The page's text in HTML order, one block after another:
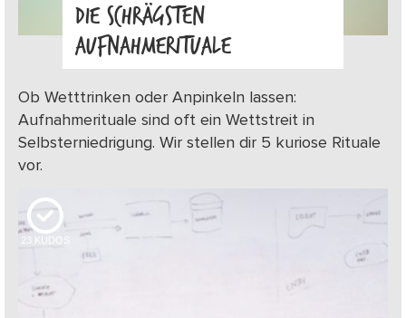
DIE SCHRÄGSTEN
AUFNAHMERITUALE
Ob Wetttrinken oder Anpinkeln lassen:
Aufnahmerituale sind oft ein Wettstreit in
Selbsterniedrigung. Wir stellen dir 5 kuriose Rituale
vor.
23 KUDOS